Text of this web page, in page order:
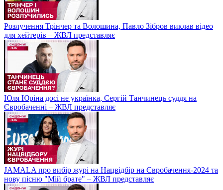
Розлучення Трінчер та Волошина, Павло Зібров виклав відео
для хейтерів – ЖВЛ представляє
Юля Юріна досі не українка, Сергій Танчинець суддя на
Євробаченні – ЖВЛ представляє
JAMALA про вибір журі на Нацвідбір на Євробачення-2024 та
нову пісню "Мій брате" – ЖВЛ представляє